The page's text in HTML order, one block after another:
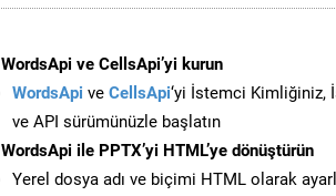
WordsApi ve CellsApi’yi kurun
WordsApi ve CellsApi‘yi İstemci Kimliğiniz,
ve API sürümünüzle başlatın
WordsApi ile PPTX’yi HTML’ye dönüştürün
Yerel dosya adı ve biçimi HTML olarak